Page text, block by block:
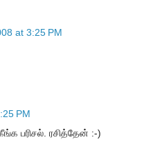
at 3:25 PM
PM
பரிசல். ரசித்தேன் :-)